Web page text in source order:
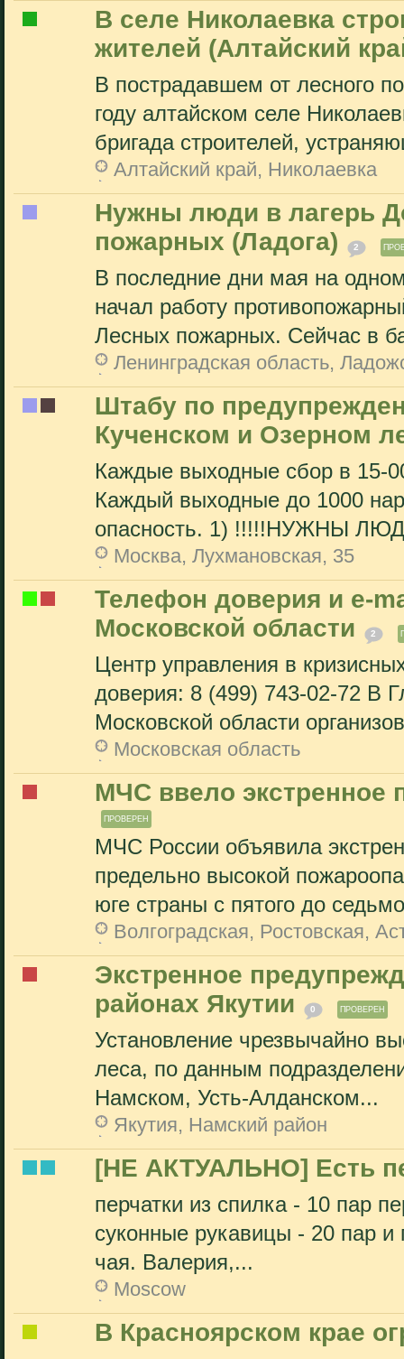
В селе Николаевка
жителей (Алтайский
В пострадавшем от лесного
году алтайском селе
бригада строителей,
Алтайский край, Николаевка
Нужны люди в лагерь
пожарных (Ладога)
2
В последние дни мая на
начал работу
Лесных пожарных. Сейчас в
Ленинградская область,
Штабу по
Кученском и Озерном
Каждые выходные сбор в 15-
Каждый выходные до 1000
опасность. 1) !!!!!НУЖНЫ
Москва, Лухмановская, 35
Телефон доверия и e-
Московской области
2
Центр управления в
доверия: 8 (499) 743-02-72 В
Московской области
Московская область
МЧС ввело экстренное
ПРОВЕРЕН
МЧС России объявила
предельно высокой
юге страны с пятого до
Волгоградская, Ростовская,
Экстренное
районах Якутии
0 ПРОВЕРЕН
Установление чрезвычайно
леса, по данным
Намском, Усть-Алданском...
Якутия, Намский район
[НЕ АКТУАЛЬНО] Есть
перчатки из спилка - 10 пар
суконные рукавицы - 20 пар и
чая. Валерия,...
Moscow
В Красноярском крае